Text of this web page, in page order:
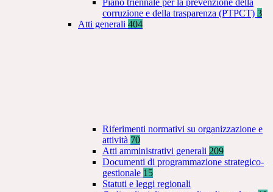
Piano triennale per la prevenzione della
corruzione e della trasparenza (PTPCT) 3
Atti generali 404
Riferimenti normativi su organizzazione e
attività 70
Atti amministrativi generali 209
Documenti di programmazione strategico-
gestionale 15
Statuti e leggi regionali